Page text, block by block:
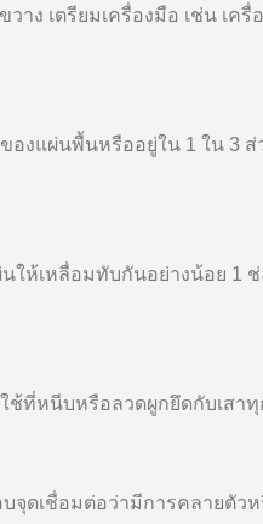
เตรียมเครื่องมือ เช่น เครื่
งแผ่นพื้นหรืออยู่ใน 1 ใน 3
ห้เหลื่อมทับกันอย่างน้อย 1
ที่หนีบหรือลวดผูกยึดกับเสา
จุดเชื่อมต่อว่ามีการคลายตั